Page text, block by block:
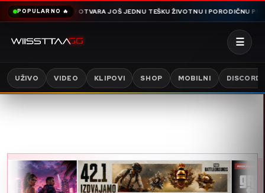
POPULARNO 🔥
I OTVARA JOŠ JEDNU TEŠKU ŽIVOTNU I PORODIČNU PRIČU PUNU
☰
UŽIVO VIDEO KLIPOVI SHOP MOBILNI DISCORD